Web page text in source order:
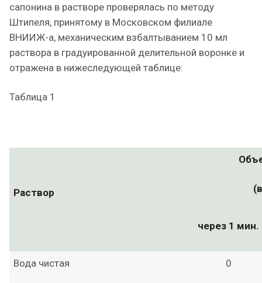
сапонина в растворе проверялась по методу
Штипеля, принятому в Московском филиале
ВНИИЖ-а, механическим взбалтыванием 10 мл
раствора в градуированной делительной воронке и
отражена в нижеследующей таблице:
Таблица 1
Раствор
через 1 мин.
Вода чистая 0